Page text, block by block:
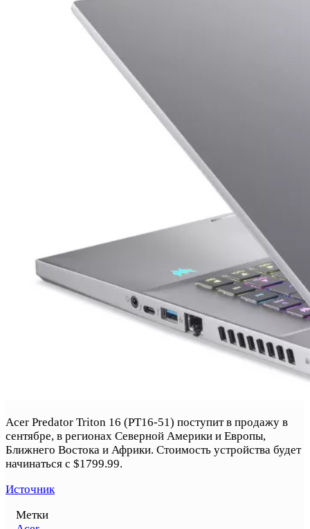
Acer Predator Triton 16 (PT16-51) поступит в продажу в
сентябре, в регионах Северной Америки и Европы,
Ближнего Востока и Африки. Стоимость устройства будет
начинаться с $1799.99.
Источник
Метки